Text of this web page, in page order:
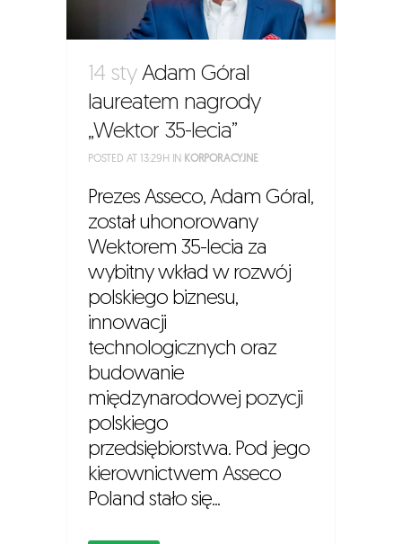
14 sty Adam Góral
laureatem nagrody
„Wektor 35-lecia”
POSTED AT 13:29H IN KORPORACYJNE
Prezes Asseco, Adam Góral,
został uhonorowany
Wektorem 35-lecia za
wybitny wkład w rozwój
polskiego biznesu,
innowacji
technologicznych oraz
budowanie
międzynarodowej pozycji
polskiego
przedsiębiorstwa. Pod jego
kierownictwem Asseco
Poland stało się...